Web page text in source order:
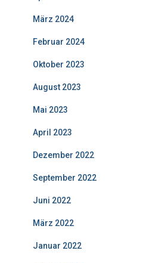
März 2024
Februar 2024
Oktober 2023
August 2023
Mai 2023
April 2023
Dezember 2022
September 2022
Juni 2022
März 2022
Januar 2022